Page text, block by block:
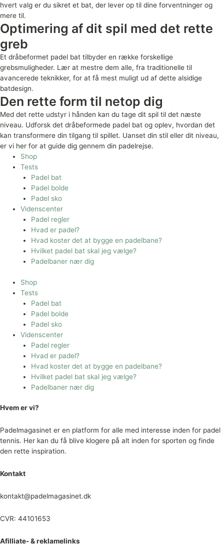
hvert valg er du sikret et bat, der lever op til dine forventninger og
mere til.
Optimering af dit spil med det rette
greb
Et dråbeformet padel bat tilbyder en række forskellige
grebsmuligheder. Lær at mestre dem alle, fra traditionelle til
avancerede teknikker, for at få mest muligt ud af dette alsidige
batdesign.
Den rette form til netop dig
Med det rette udstyr i hånden kan du tage dit spil til det næste
niveau. Udforsk det dråbeformede padel bat og oplev, hvordan det
kan transformere din tilgang til spillet. Uanset din stil eller dit niveau,
er vi her for at guide dig gennem din padelrejse.
Shop
Tests
Padel bat
Padel bolde
Padel sko
Videnscenter
Padel regler
Hvad er padel?
Hvad koster det at bygge en padelbane?
Hvilket padel bat skal jeg vælge?
Padelbaner nær dig
Shop
Tests
Padel bat
Padel bolde
Padel sko
Videnscenter
Padel regler
Hvad er padel?
Hvad koster det at bygge en padelbane?
Hvilket padel bat skal jeg vælge?
Padelbaner nær dig
Hvem er vi?
Padelmagasinet er en platform for alle med interesse inden for padel
tennis. Her kan du få blive klogere på alt inden for sporten og finde
den rette inspiration.
Kontakt
kontakt@padelmagasinet.dk
CVR: 44101653
Afilliate- & reklamelinks